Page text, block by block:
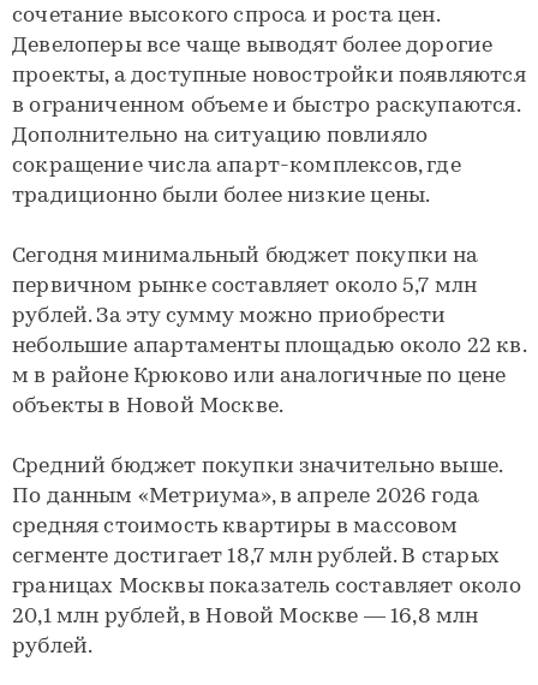
сочетание высокого спроса и роста цен.
Девелоперы все чаще выводят более дорогие
проекты, а доступные новостройки появляются
в ограниченном объеме и быстро раскупаются.
Дополнительно на ситуацию повлияло
сокращение числа апарт-комплексов, где
традиционно были более низкие цены.
Сегодня минимальный бюджет покупки на
первичном рынке составляет около 5,7 млн
рублей. За эту сумму можно приобрести
небольшие апартаменты площадью около 22 кв.
м в районе Крюково или аналогичные по цене
объекты в Новой Москве.
Средний бюджет покупки значительно выше.
По данным «Метриума», в апреле 2026 года
средняя стоимость квартиры в массовом
сегменте достигает 18,7 млн рублей. В старых
границах Москвы показатель составляет около
20,1 млн рублей, в Новой Москве — 16,8 млн
рублей.